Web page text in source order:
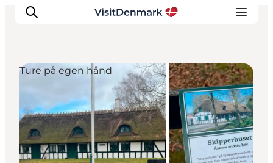
Inspiration
Destinationer
Oplevelser
Overnatning
Ture på egen hånd